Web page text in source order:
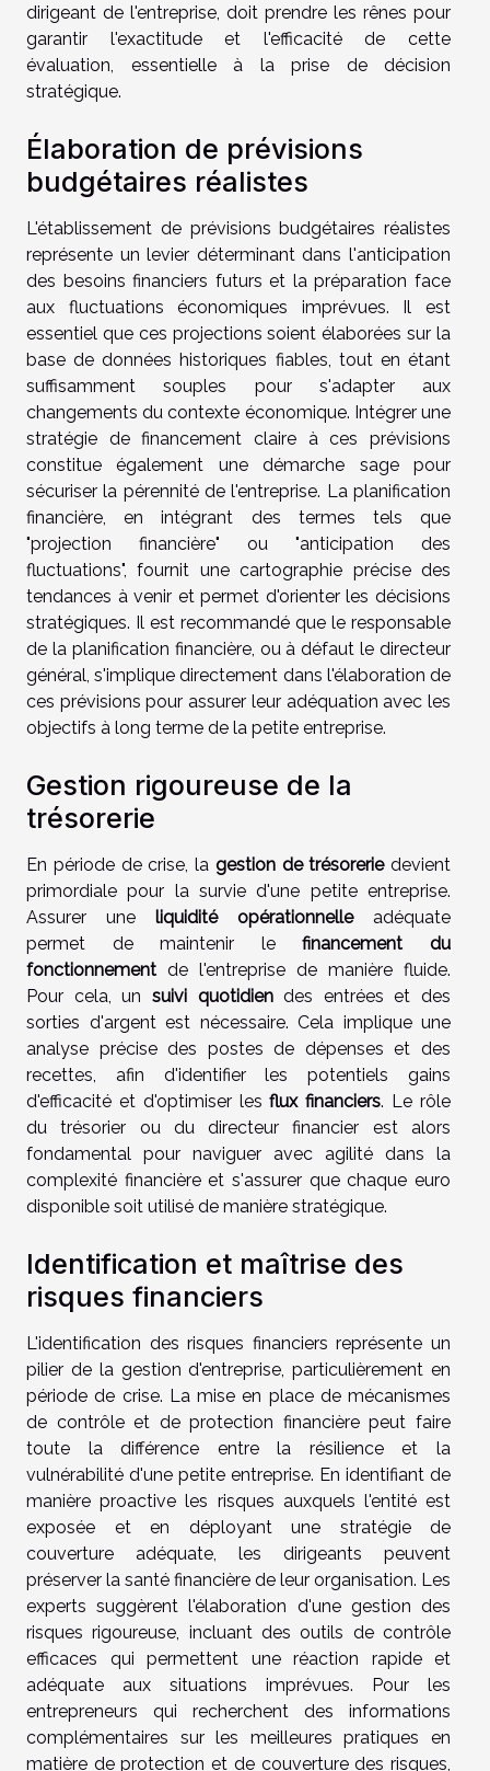
dirigeant de l'entreprise, doit prendre les rênes pour
garantir l'exactitude et l'efficacité de cette
évaluation, essentielle à la prise de décision
stratégique.
Élaboration de prévisions
budgétaires réalistes
L'établissement de prévisions budgétaires réalistes
représente un levier déterminant dans l'anticipation
des besoins financiers futurs et la préparation face
aux fluctuations économiques imprévues. Il est
essentiel que ces projections soient élaborées sur la
base de données historiques fiables, tout en étant
suffisamment souples pour s'adapter aux
changements du contexte économique. Intégrer une
stratégie de financement claire à ces prévisions
constitue également une démarche sage pour
sécuriser la pérennité de l'entreprise. La planification
financière, en intégrant des termes tels que
"projection financière" ou "anticipation des
fluctuations", fournit une cartographie précise des
tendances à venir et permet d'orienter les décisions
stratégiques. Il est recommandé que le responsable
de la planification financière, ou à défaut le directeur
général, s'implique directement dans l'élaboration de
ces prévisions pour assurer leur adéquation avec les
objectifs à long terme de la petite entreprise.
Gestion rigoureuse de la
trésorerie
En période de crise, la gestion de trésoreriedevient
primordiale pour la survie d'une petite entreprise.
Assurer une liquidité opérationnelleadéquate
permet de maintenir lefinancement du
fonctionnement de l'entreprise de manière fluide.
Pour cela, un suivi quotidiendes entrées et des
sorties d'argent est nécessaire. Cela implique une
analyse précise des postes de dépenses et des
recettes, afin d'identifier les potentiels gains
d'efficacité et d'optimiser lesflux financiers. Le rôle
du trésorier ou du directeur financier est alors
fondamental pour naviguer avec agilité dans la
complexité financière et s'assurer que chaque euro
disponible soit utilisé de manière stratégique.
Identification et maîtrise des
risques financiers
L'identification des risques financiers représente un
pilier de la gestion d'entreprise, particulièrement en
période de crise. La mise en place de mécanismes
de contrôle et de protection financière peut faire
toute la différence entre la résilience et la
vulnérabilité d'une petite entreprise. En identifiant de
manière proactive les risques auxquels l'entité est
exposée et en déployant une stratégie de
couverture adéquate, les dirigeants peuvent
préserver la santé financière de leur organisation. Les
experts suggèrent l'élaboration d'une gestion des
risques rigoureuse, incluant des outils de contrôle
efficaces qui permettent une réaction rapide et
adéquate aux situations imprévues. Pour les
entrepreneurs qui recherchent des informations
complémentaires sur les meilleures pratiques en
matière de protection et de couverture des risques,